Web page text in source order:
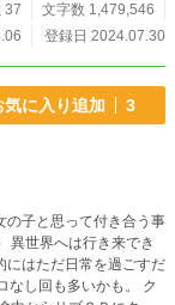
他のレアモンスターに
たり、女の子たちから
的ですが、ユニコーン
ヘッドショ
同じです。掲示板やコ
像→https://www.pixiv.n
37
文字数 1,479,546
登録日 2024.07.30
気に入り追加 3
の子と思って付き合う事
異世界へは行き来でき
にはただ日常を過ごすだ
なし回も多いかも。 ク